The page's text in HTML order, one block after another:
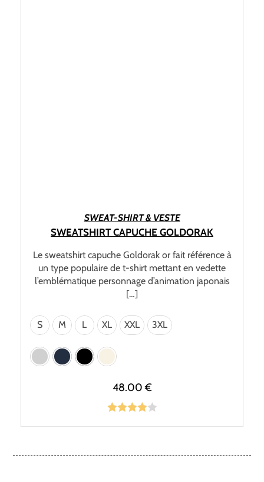
SWEAT-SHIRT & VESTE
SWEATSHIRT CAPUCHE GOLDORAK
Le sweatshirt capuche Goldorak or fait référence à
un type populaire de t-shirt mettant en vedette
l’emblématique personnage d’animation japonais
[…]
S M L XL XXL 3XL
48.00€